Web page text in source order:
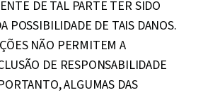
DE TAL PARTE TER SIDO
POSSIBILIDADE DE TAIS DANOS.
NÃO PERMITEM A
DE RESPONSABILIDADE
ALGUMAS DAS